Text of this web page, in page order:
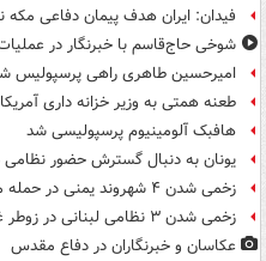
فیدان: ایران هدف پیمان دفاعی
شوخی حاج‌قاسم با خبرنگار در
امیرحسین طاهری راهی پرسپولیس
طعنه همتی به وزیر خزانه داری آمریکا
هافبک آلومینیوم پرسپولیسی شد
یونان به دنبال گسترش حضور
زخمی شدن ۴ شهروند یمنی در حمله مزدوران سعودی
زخمی شدن ۳ نظامی لبنانی در زوطر غربی
عکاسان و خبرنگاران در دفاع مقدس